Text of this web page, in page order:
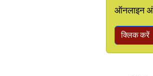
ऑनलाइन
क्लिक करें